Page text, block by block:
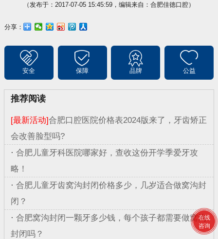
（发布于：2017-07-05 15:45:59，编辑来自：合肥佳德口腔）
分享：
安全 保障 品牌 公益
推荐阅读
[最新活动]合肥口腔医院价格表2024版来了，牙齿矫正
会改善脸型吗?
· 合肥儿童牙科医院哪家好，查收这份开学季爱牙攻
略！
· 合肥儿童牙齿窝沟封闭价格多少，几岁适合做窝沟封
闭？
· 合肥窝沟封闭一颗牙多少钱，每个孩子都需要做窝沟
封闭吗？
在线
咨询